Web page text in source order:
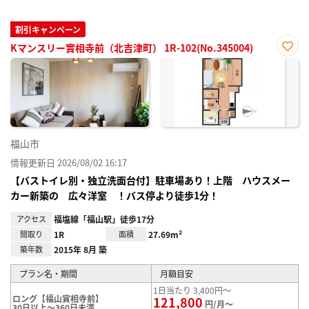
割引キャンペーン
Kマンスリー實相寺前（北吉津町） 1R-102(No.345004)
お気
福山市
情報更新日 2026/08/02 16:17
【バストイレ別・独立洗面台付】駐車場あり！上階 ハウスメー
カー新築の 広々洋室 ！バス停より徒歩1分！
アクセス 福塩線「福山駅」徒歩17分
間取り 1R 面積 27.69m²
築年数 2015年 8月 築
プラン名・期間 月額目安
ロング【福山實相寺前】
1日当たり 3,400円～
121,800 円/月～